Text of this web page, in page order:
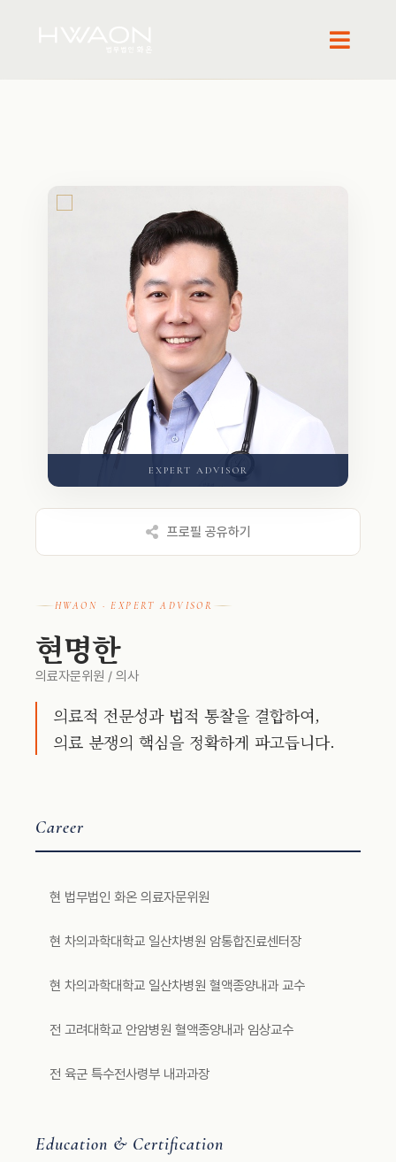
EXPERT ADVISOR
프로필 공유하기
HWAON · EXPERT ADVISOR
현명한
의료자문위원 / 의사
의료적 전문성과 법적 통찰을 결합하여,
의료 분쟁의 핵심을 정확하게 파고듭니다.
Career
현 법무법인 화온 의료자문위원
현 차의과학대학교 일산차병원 암통합진료센터장
현 차의과학대학교 일산차병원 혈액종양내과 교수
전 고려대학교 안암병원 혈액종양내과 임상교수
전 육군 특수전사령부 내과과장
Education & Certification